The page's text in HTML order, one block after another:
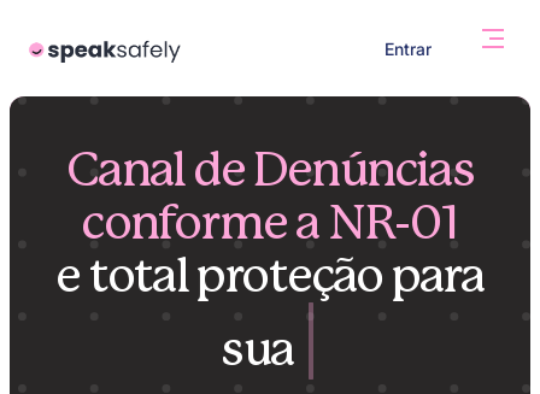
Entrar
Canal de Denúncias
conforme a NR-01
e total proteção para
empresa